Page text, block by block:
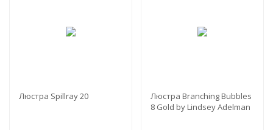
Люстра Spillray 20
Люстра Branching Bubbles
8 Gold by Lindsey Adelman